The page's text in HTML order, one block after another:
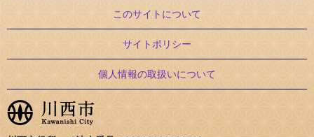
このサイトについて
サイトポリシー
個人情報の取扱いについて